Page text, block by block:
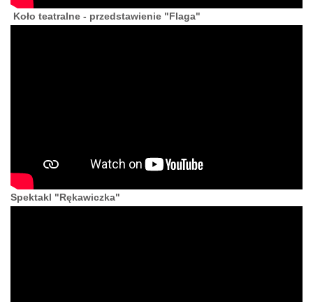
Koło teatralne - przedstawienie "Flaga"
Spektakl "Rękawiczka"